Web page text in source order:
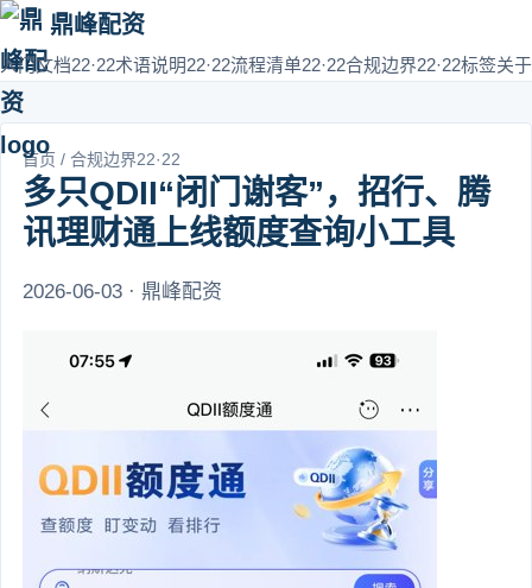
鼎峰配资
入门文档22·22术语说明22·22流程清单22·22合规边界22·22标签关于
首页 / 合规边界22·22
多只QDII“闭门谢客”，招行、腾
讯理财通上线额度查询小工具
2026-06-03 · 鼎峰配资